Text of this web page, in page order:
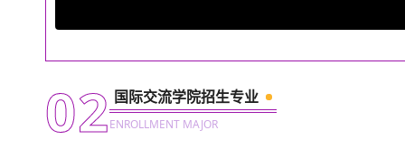
02 国际交流学院招生专业
ENROLLMENT MAJOR